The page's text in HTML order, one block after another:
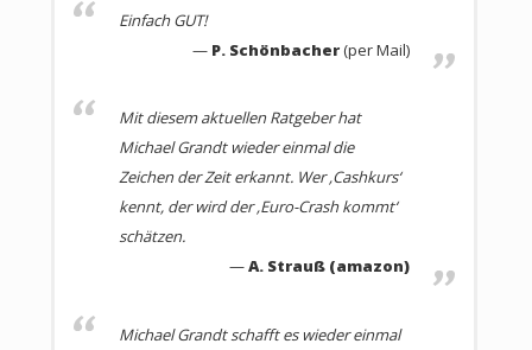
Dann beleuchtet er die traditionellen Kapitalanlagen
wie Lebensversicherungen, Bausparverträge, Aktien,
Tagesgelder und Sparbücher. Danach analysiert er
alternative Investments, etwa in Immobilien, Seltene
und Holz. Jedes Kapitalanlageprodukt wird objektiv
und sachlich mit Pro und Contra und einem
problemlos erkennen, wie gefährdet Ihre bisherigen
Sie ändern müssen, um Ihr Vermögen zu schützen.
Einfach GUT!
P. Schönbacher(per Mail)
Mit diesem aktuellen Ratgeber hat
Michael Grandt wieder einmal die
Zeichen der Zeit erkannt. Wer ‚Cashkurs‘
kennt, der wird der ‚Euro-Crash kommt‘
schätzen.
A. Strauß (amazon)
Michael Grandt schafft es wieder einmal